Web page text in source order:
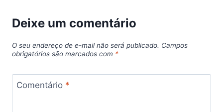
Deixe um comentário
O seu endereço de e-mail não será publicado. Campos
obrigatórios são marcados com *
Comentário *